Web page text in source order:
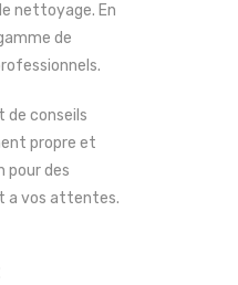
nettoyage. En
de
de conseils
propre et
pour des
a vos attentes.